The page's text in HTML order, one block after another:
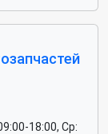
18:00, Ср: